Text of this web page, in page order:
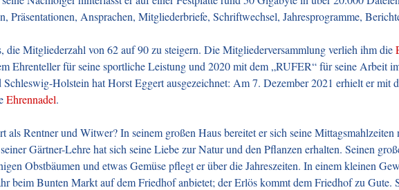
Präsentationen, Ansprachen, Mitgliederbriefe, Schriftwechsel, Jahresprogramme,
die Mitgliederzahl von 62 auf 90 zu steigern. Die Mitgliederversammlung verlieh ihm die
Ehrenteller für seine sportliche Leistung und 2020 mit dem „RUFER“ für seine Arbeit
Holstein hat Horst Eggert ausgezeichnet: Am 7. Dezember 2021 erhielt er mit
Ehrennadel.
als Rentner und Witwer? In seinem großen Haus bereitet er sich seine
Gärtner-Lehre hat sich seine Liebe zur Natur und den Pflanzen erhalten. Seinen
Obstbäumen und etwas Gemüse pflegt er über die Jahreszeiten. In einem kleinen
beim Bunten Markt auf dem Friedhof anbietet; der Erlös kommt dem Friedhof zu Gute.